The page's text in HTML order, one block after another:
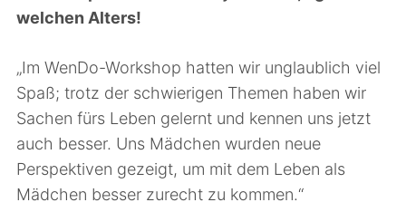
welchen Alters!
„Im WenDo-Workshop hatten wir unglaublich viel
Spaß; trotz der schwierigen Themen haben wir
Sachen fürs Leben gelernt und kennen uns jetzt
auch besser. Uns Mädchen wurden neue
Perspektiven gezeigt, um mit dem Leben als
Mädchen besser zurecht zu kommen.“